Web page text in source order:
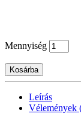
Mennyiség
Kosárba
Leírás
Vélemények